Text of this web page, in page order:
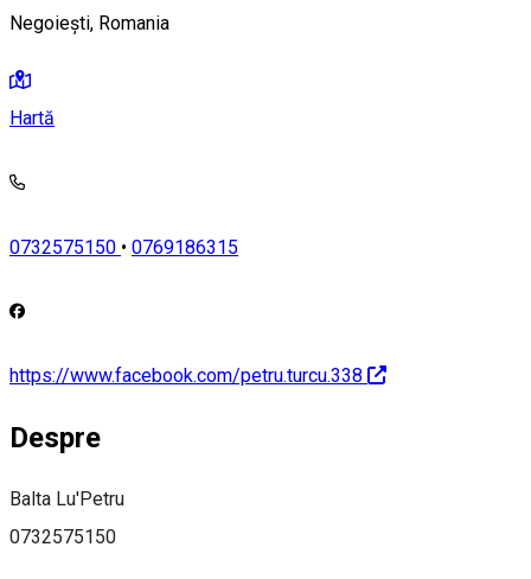
Negoiești, Romania
Hartă
0732575150 • 0769186315
https://www.facebook.com/petru.turcu.338
Despre
Balta Lu'Petru
0732575150